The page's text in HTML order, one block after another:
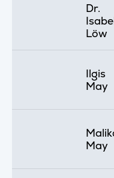
Dr.
Löw
Ilgis
May
May